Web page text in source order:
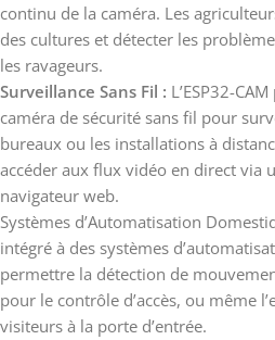
continu de la caméra. Les
des cultures et détecter les
les ravageurs.
Surveillance Sans Fil : L’ESP32-
caméra de sécurité sans fil pour
bureaux ou les installations à
accéder aux flux vidéo en direct via
navigateur web.
Systèmes d’Automatisation
intégré à des systèmes
permettre la détection de
pour le contrôle d’accès, ou même
visiteurs à la porte d’entrée.